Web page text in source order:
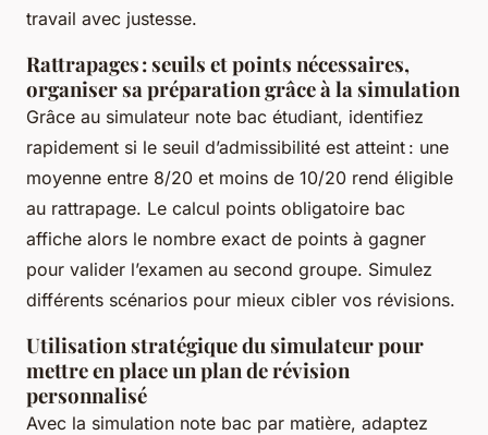
travail avec justesse.
Rattrapages : seuils et points nécessaires,
organiser sa préparation grâce à la simulation
Grâce au simulateur note bac étudiant, identifiez
rapidement si le seuil d’admissibilité est atteint : une
moyenne entre 8/20 et moins de 10/20 rend éligible
au rattrapage. Le calcul points obligatoire bac
affiche alors le nombre exact de points à gagner
pour valider l’examen au second groupe. Simulez
différents scénarios pour mieux cibler vos révisions.
Utilisation stratégique du simulateur pour
mettre en place un plan de révision
personnalisé
Avec la simulation note bac par matière, adaptez